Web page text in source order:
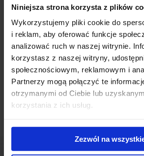
Niniejsza strona korzysta z plików
Wykorzystujemy pliki cookie do
i reklam, aby oferować funkcje
analizować ruch w naszej witrynie.
korzystasz z naszej witryny,
społecznościowym, reklamowym i
Partnerzy mogą połączyć te
otrzymanymi od Ciebie lub
korzystania z ich usług.
Zezwól na
wysokim standardzie wykończenie.
ponad 11 tys. m2 powierzchni do wynajęcia
parkingowych, z czego ponad 80% w
Powiązane newsy
Klasa A w Elblągu(31 maja 2021)